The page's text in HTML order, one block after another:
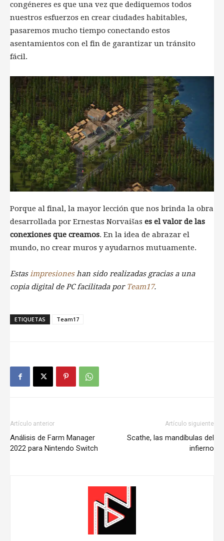
congéneres es que una vez que dediquemos todos
nuestros esfuerzos en crear ciudades habitables,
pasaremos mucho tiempo conectando estos
asentamientos con el fin de garantizar un tránsito
fácil.
Porque al final, la mayor lección que nos brinda la obra
desarrollada por Ernestas Norvaišas es el valor de las
conexiones que creamos. En la idea de abrazar el
mundo, no crear muros y ayudarnos mutuamente.
Estasimpresioneshan sido realizadas gracias a una
copia digital de PC facilitada por Team17.
ETIQUETAS Team17
Artículo anterior
Análisis de Farm Manager
2022 para Nintendo Switch
Artículo siguiente
Scathe, las mandíbulas del
infierno